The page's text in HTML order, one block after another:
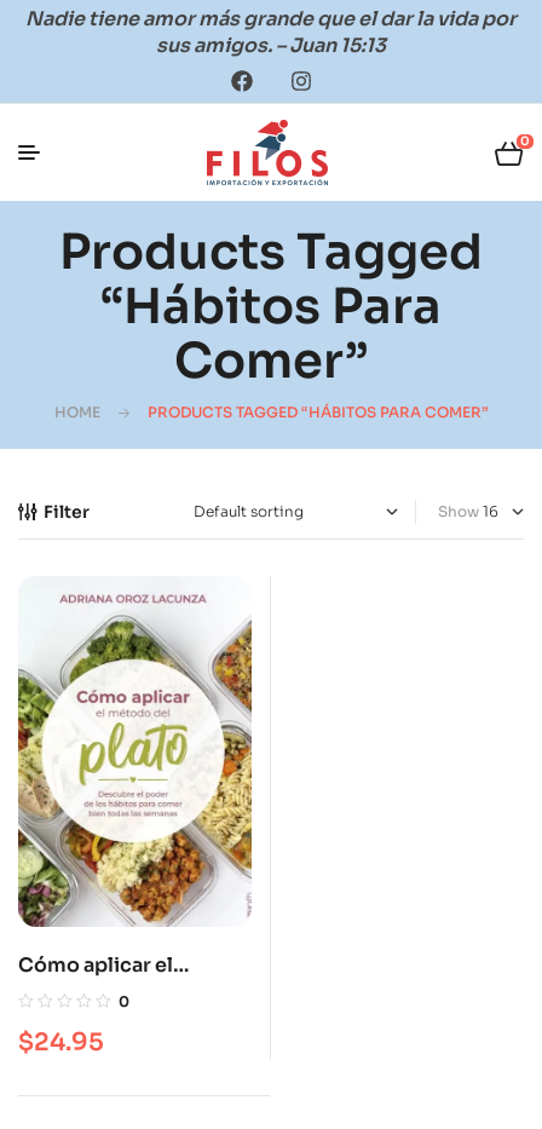
Nadie tiene amor más grande que el dar la vida por
sus amigos. – Juan 15:13
0
Products Tagged
“hábitos Para
Comer”
HOME PRODUCTS TAGGED “HÁBITOS PARA COMER”
Filter Show
Cómo aplicar el
método del plato
0
$24.95